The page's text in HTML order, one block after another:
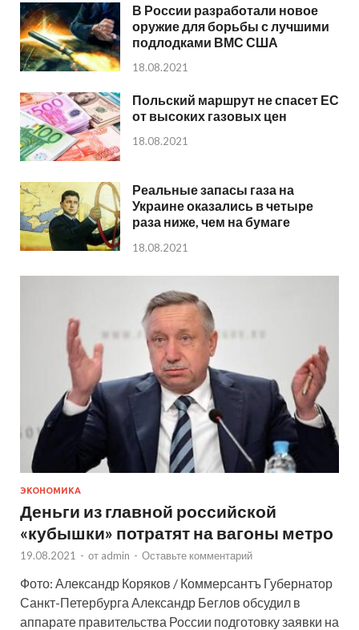
В России разработали новое
оружие для борьбы с лучшими
подлодками ВМС США
18.08.2021
Польский маршрут не спасет ЕС
от высоких газовых цен
18.08.2021
Реальные запасы газа на
Украине оказались в четыре
раза ниже, чем на бумаге
18.08.2021
ЭКОНОМИКА
Деньги из главной российской
«кубышки» потратят на вагоны метро
19.08.2021 - от admin - Оставьте комментарий
Фото: Александр Коряков / Коммерсантъ Губернатор
Санкт-Петербурга Александр Беглов обсудил в
аппарате правительства России подготовку заявки на